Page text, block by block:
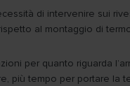
di intervenire sui
al montaggio di
per quanto riguarda
più tempo per portare la